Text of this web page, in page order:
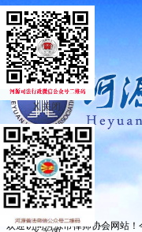
欢迎访问河源市律师协会网站！
X 关闭
X 关闭